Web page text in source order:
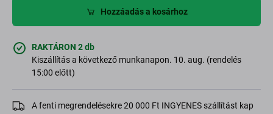
Hozzáadás a kosárhoz
RAKTÁRON 2 db
Kiszállítás a következő munkanapon. 10. aug. (rendelés
15:00 előtt)
A fenti megrendelésekre 20 000 Ft INGYENES szállítást kap